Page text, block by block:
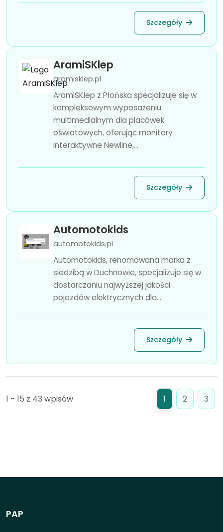
Szczegóły
AramiSKlep
aramisklep.pl
AramiSKlep z Płońska specjalizuje się w
kompleksowym wyposażeniu
multimedialnym dla placówek
oświatowych, oferując monitory
interaktywne Newline,...
Szczegóły
Automotokids
automotokids.pl
Automotokids, renomowana marka z
siedzibą w Duchnowie, specjalizuje się w
dostarczaniu najwyższej jakości
pojazdów elektrycznych dla...
Szczegóły
1 - 15 z 43 wpisów 1 2 3
PAP